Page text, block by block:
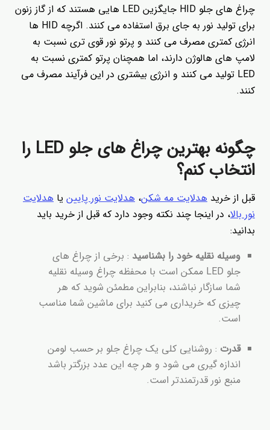
چراغ های جلو HID جایگزین LED هایی هستند که از گاز زنون
برای تولید نور به جای برق استفاده می کنند. اگرچه HID ها
انرژی کمتری مصرف می کنند و پرتو نور قوی تری نسبت به
لامپ های هالوژن دارند، اما همچنان پرتو کمتری نسبت به
LED تولید می کنند و انرژی بیشتری در این فرآیند مصرف می
کنند.
چگونه بهترین چراغ های جلو LED را
انتخاب کنم؟
قبل از خرید هدلایت مه شکن، هدلایت نور پایین یا هدلایت
نور بالا، در اینجا چند نکته وجود دارد که قبل از خرید باید
بدانید:
وسیله نقلیه خود را بشناسید : برخی از چراغ های
جلو LED ممکن است با محفظه چراغ وسیله نقلیه
شما سازگار نباشند، بنابراین مطمئن شوید که هر
چیزی که خریداری می کنید برای ماشین شما مناسب
است.
قدرت : روشنایی کلی یک چراغ جلو بر حسب لومن
اندازه گیری می شود و هر چه این عدد بزرگتر باشد
منبع نور قدرتمندتر است.